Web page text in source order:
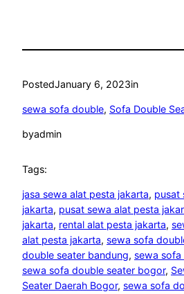
PostedJanuary 6, 2023in
sewa sofa double, Sofa Double
byadmin
Tags:
jasa sewa alat pesta jakarta, pusat
jakarta, pusat sewa alat pesta
jakarta, rental alat pesta jakarta,
alat pesta jakarta, sewa sofa
double seater bandung, sewa sofa
sewa sofa double seater bogor,
Seater Daerah Bogor, sewa sofa